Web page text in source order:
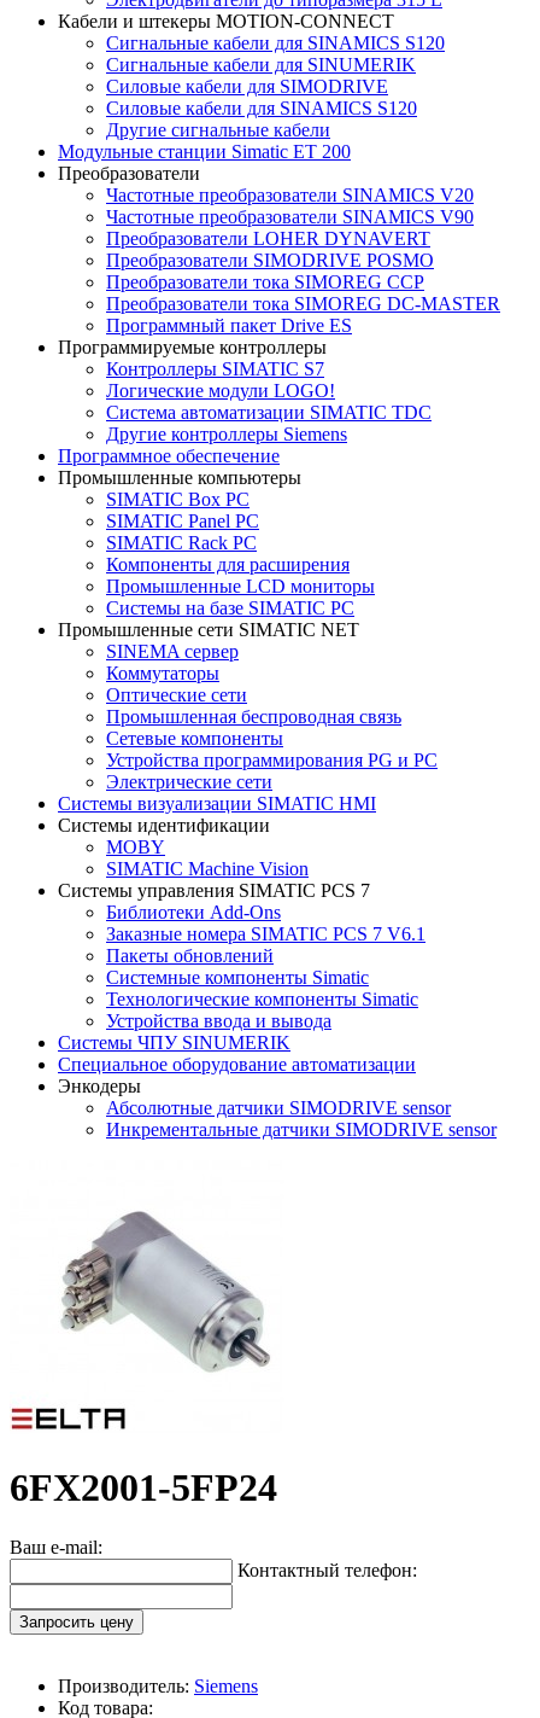
Кабели и штекеры MOTION-CONNECT
Сигнальные кабели для SINAMICS S120
Сигнальные кабели для SINUMERIK
Силовые кабели для SIMODRIVE
Силовые кабели для SINAMICS S120
Другие сигнальные кабели
Модульные станции Simatic ET 200
Преобразователи
Частотные преобразователи SINAMICS V20
Частотные преобразователи SINAMICS V90
Преобразователи LOHER DYNAVERT
Преобразователи SIMODRIVE POSMO
Преобразователи тока SIMOREG CCP
Преобразователи тока SIMOREG DC-MASTER
Программный пакет Drive ES
Программируемые контроллеры
Контроллеры SIMATIC S7
Логические модули LOGO!
Система автоматизации SIMATIC TDC
Другие контроллеры Siemens
Программное обеспечение
Промышленные компьютеры
SIMATIC Box PC
SIMATIC Panel PС
SIMATIC Rack PC
Компоненты для расширения
Промышленные LCD мониторы
Системы на базе SIMATIC PC
Промышленные сети SIMATIC NET
SINEMA сервер
Коммутаторы
Оптические сети
Промышленная беспроводная связь
Сетевые компоненты
Устройства программирования PG и PC
Электрические сети
Системы визуализации SIMATIC HMI
Системы идентификации
MOBY
SIMATIC Machine Vision
Системы управления SIMATIC PCS 7
Библиотеки Add-Ons
Заказные номера SIMATIC PCS 7 V6.1
Пакеты обновлений
Системные компоненты Simatic
Технологические компоненты Simatic
Устройства ввода и вывода
Системы ЧПУ SINUMERIK
Специальное оборудование автоматизации
Энкодеры
Абсолютные датчики SIMODRIVE sensor
Инкрементальные датчики SIMODRIVE sensor
6FX2001-5FP24
Ваш e-mail:
Контактный телефон:
Запросить цену
Производитель: Siemens
Код товара: